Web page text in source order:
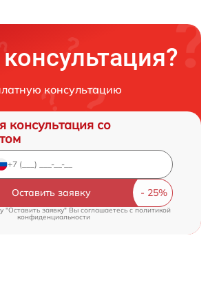
консультацию
консультация со
Оставить заявку
"Оставить заявку" Вы соглашаетесь cполитикой
конфиденциальности